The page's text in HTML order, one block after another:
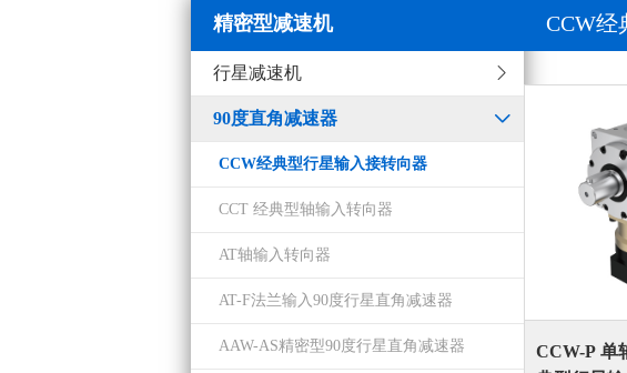
精密型减速机
行星减速机
90度直角减速器
CCW经典型行星输入接转向器
CCT 经典型轴输入转向器
AT轴输入转向器
AT-F法兰输入90度行星直角减速器
AAW-AS精密型90度行星直角减速器
CCW经
CCW-P 单